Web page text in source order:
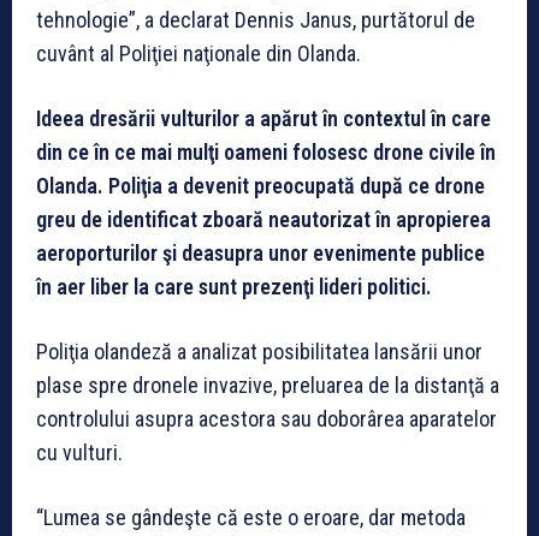
tehnologie”, a declarat Dennis Janus, purtătorul de
cuvânt al Poliţiei naţionale din Olanda.
Ideea dresării vulturilor a apărut în contextul în care
din ce în ce mai mulţi oameni folosesc drone civile în
Olanda. Poliţia a devenit preocupată după ce drone
greu de identificat zboară neautorizat în apropierea
aeroporturilor şi deasupra unor evenimente publice
în aer liber la care sunt prezenţi lideri politici.
Poliţia olandeză a analizat posibilitatea lansării unor
plase spre dronele invazive, preluarea de la distanţă a
controlului asupra acestora sau doborârea aparatelor
cu vulturi.
“Lumea se gândeşte că este o eroare, dar metoda